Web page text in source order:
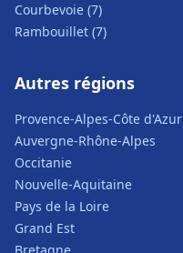
Courbevoie (7)
Rambouillet (7)
Autres régions
Provence-Alpes-Côte d'Azur
Auvergne-Rhône-Alpes
Occitanie
Nouvelle-Aquitaine
Pays de la Loire
Grand Est